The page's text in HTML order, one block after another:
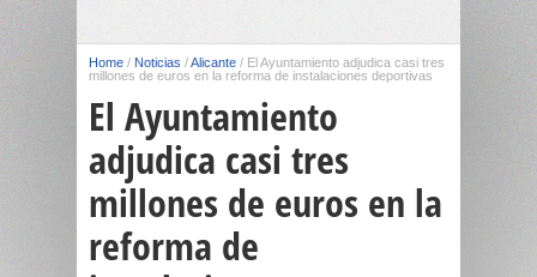
Home / Noticias /Alicante / El Ayuntamiento adjudica casi tres
millones de euros en la reforma de instalaciones deportivas
El Ayuntamiento
adjudica casi tres
millones de euros en la
reforma de